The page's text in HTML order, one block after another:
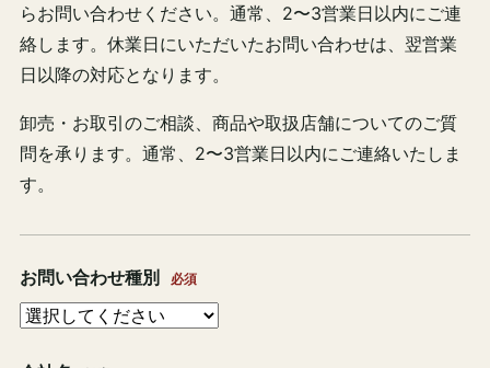
らお問い合わせください。通常、2〜3営業日以内にご連
絡します。休業日にいただいたお問い合わせは、翌営業
日以降の対応となります。
卸売・お取引のご相談、商品や取扱店舗についてのご質
問を承ります。通常、2〜3営業日以内にご連絡いたしま
す。
お問い合わせ種別 必須
Webサイト